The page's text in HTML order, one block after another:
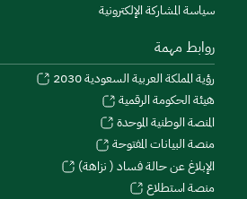
سياسة المشاركة الإلكترونية
روابط مهمة
رؤية المملكة العربية السعودية 2030
هيئة الحكومة الرقمية
المنصة الوطنية الموحدة
منصة البيانات المفتوحة
الإبلاغ عن حالة فساد ( نزاهة)
منصة استطلاع